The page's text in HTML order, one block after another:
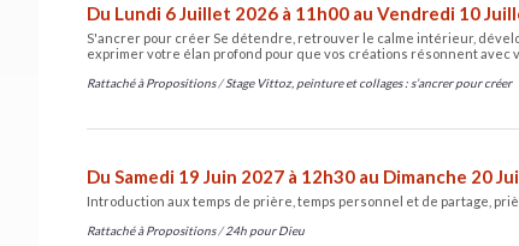
Du Lundi 6 Juillet 2026 à 11h00 au Vendredi 10
S'ancrer pour créer Se détendre, retrouver le calme intérieur,
exprimer votre élan profond pour que vos créations résonnent avec
Rattaché à Propositions /Stage Vittoz, peinture et collages : s’ancrer pour créer
Du Samedi 19 Juin 2027 à 12h30 au Dimanche 20
Introduction aux temps de prière, temps personnel et de partage,
Rattaché à Propositions /24h pour Dieu